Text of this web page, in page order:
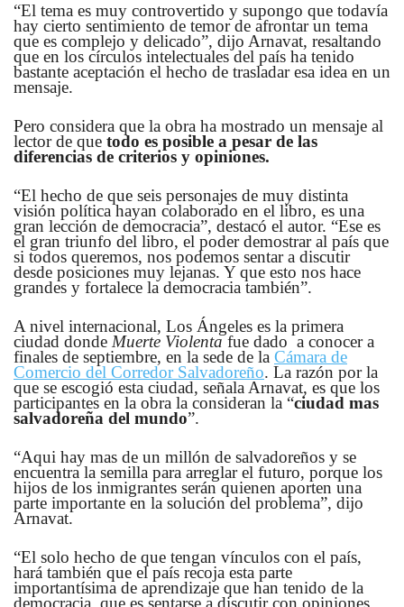
“El tema es muy controvertido y supongo que todavía
hay cierto sentimiento de temor de afrontar un tema
que es complejo y delicado”, dijo Arnavat, resaltando
que en los círculos intelectuales del país ha tenido
bastante aceptación el hecho de trasladar esa idea en un
mensaje.
Pero considera que la obra ha mostrado un mensaje al
lector de que todo es posible a pesar de las
diferencias de criterios y opiniones.
“El hecho de que seis personajes de muy distinta
visión política hayan colaborado en el libro, es una
gran lección de democracia”, destacó el autor. “Ese es
el gran triunfo del libro, el poder demostrar al país que
si todos queremos, nos podemos sentar a discutir
desde posiciones muy lejanas. Y que esto nos hace
grandes y fortalece la democracia también”.
A nivel internacional, Los Ángeles es la primera
ciudad donde Muerte Violentafue dado a conocer a
finales de septiembre, en la sede de la Cámara de
Comercio del Corredor Salvadoreño. La razón por la
que se escogió esta ciudad, señala Arnavat, es que los
participantes en la obra la consideran la “ciudad mas
salvadoreña del mundo”.
“Aqui hay mas de un millón de salvadoreños y se
encuentra la semilla para arreglar el futuro, porque los
hijos de los inmigrantes serán quienen aporten una
parte importante en la solución del problema”, dijo
Arnavat.
“El solo hecho de que tengan vínculos con el país,
hará también que el país recoja esta parte
importantísima de aprendizaje que han tenido de la
democracia, que es sentarse a discutir con opiniones